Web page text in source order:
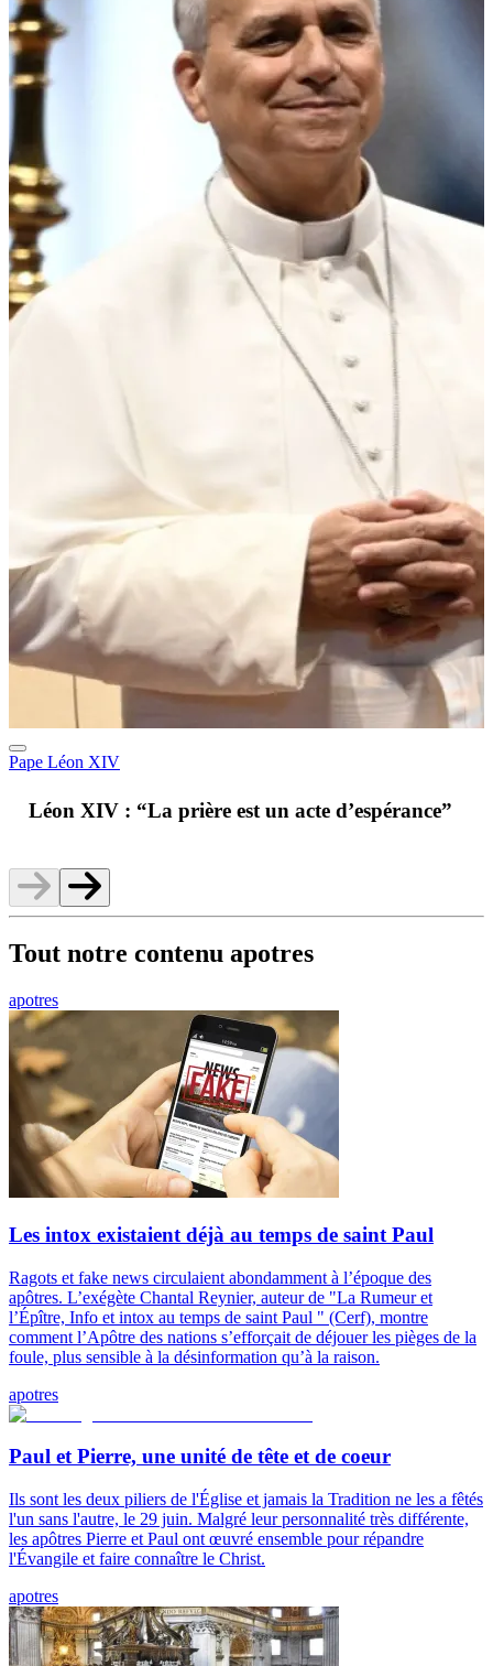
Pape Léon XIV
Léon XIV : “La prière est un acte d’espérance”
Tout notre contenu apotres
apotres
Les intox existaient déjà au temps de saint Paul
Ragots et fake news circulaient abondamment à l’époque des
apôtres. L’exégète Chantal Reynier, auteur de "La Rumeur et
l’Épître, Info et intox au temps de saint Paul " (Cerf), montre
comment l’Apôtre des nations s’efforçait de déjouer les pièges de la
foule, plus sensible à la désinformation qu’à la raison.
apotres
Paul et Pierre, une unité de tête et de coeur
Ils sont les deux piliers de l'Église et jamais la Tradition ne les a fêtés
l'un sans l'autre, le 29 juin. Malgré leur personnalité très différente,
les apôtres Pierre et Paul ont œuvré ensemble pour répandre
l'Évangile et faire connaître le Christ.
apotres